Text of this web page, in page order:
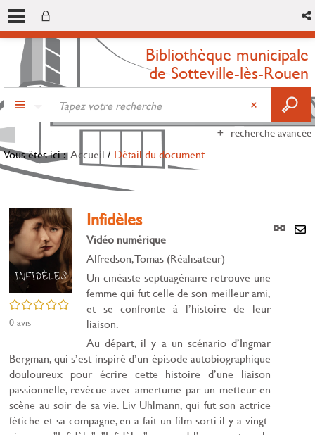
Bibliothèque municipale
de Sotteville-lès-Rouen
recherche avancée
Vous êtes ici : Accueil / Détail du document
Lien
/5
0avis
Infidèles
Vidéo numérique
Alfredson, Tomas (Réalisateur)
Un cinéaste septuagénaire retrouve une
femme qui fut celle de son meilleur ami,
et se confronte à l’histoire de leur
liaison.
Au départ, il y a un scénario d’Ingmar
Bergman, qui s’est inspiré d’un épisode autobiographique
douloureux pour écrire cette histoire d’une liaison
passionnelle, revécue avec amertume par un metteur en
scène au soir de sa vie. Liv Uhlmann, qui fut son actrice
fétiche et sa compagne, en a fait un film sorti il y a vingt-